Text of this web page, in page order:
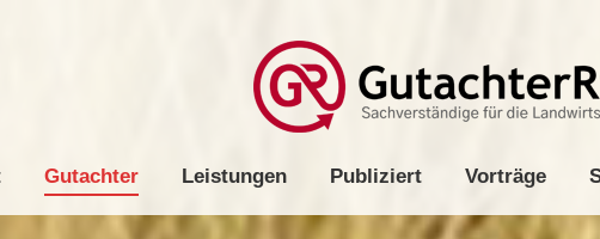
Gutachter Leistungen Publiziert Vorträge
Vereidigt